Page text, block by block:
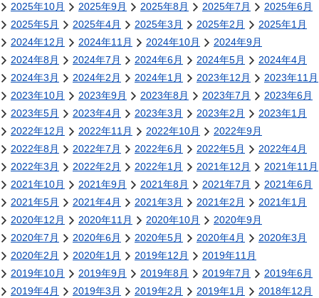
2025年10月
2025年9月 2025年8月 2025年7月
2025年6月
2025年5月
2025年4月 2025年3月 2025年2月
2025年1月
2024年12月
2024年11月 2024年10月
2024年9月
2024年8月
2024年7月 2024年6月 2024年5月
2024年4月
2024年3月
2024年2月 2024年1月 2023年12月
2023年11月
2023年10月
2023年9月 2023年8月 2023年7月
2023年6月
2023年5月
2023年4月 2023年3月 2023年2月
2023年1月
2022年12月
2022年11月 2022年10月
2022年9月
2022年8月
2022年7月 2022年6月 2022年5月
2022年4月
2022年3月
2022年2月 2022年1月 2021年12月
2021年11月
2021年10月
2021年9月 2021年8月 2021年7月
2021年6月
2021年5月
2021年4月 2021年3月 2021年2月
2021年1月
2020年12月
2020年11月 2020年10月
2020年9月
2020年7月
2020年6月 2020年5月 2020年4月
2020年3月
2020年2月
2020年1月 2019年12月
2019年11月
2019年10月
2019年9月 2019年8月 2019年7月
2019年6月
2019年4月
2019年3月 2019年2月 2019年1月
2018年12月